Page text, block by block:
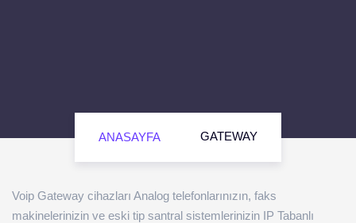
ANASAYFA GATEWAY
Voip Gateway cihazları Analog telefonlarınızın, faks
makinelerinizin ve eski tip santral sistemlerinizin IP Tabanlı